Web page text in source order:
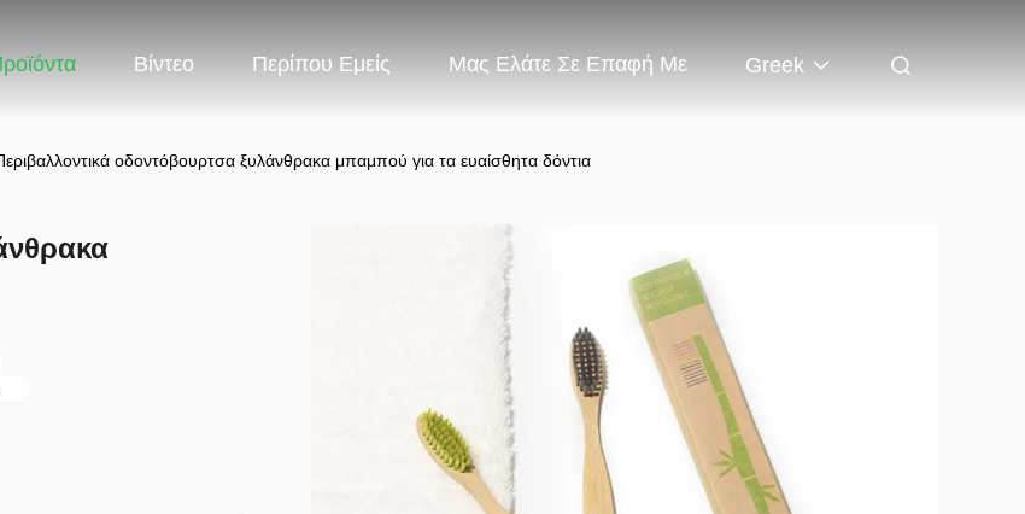
Βίντεο Περίπου Εμείς Μας Ελάτε Σε Επαφή Με Greek
οδοντόβουρτσα ξυλάνθρακα μπαμπού για τα ευαίσθητα δόντια